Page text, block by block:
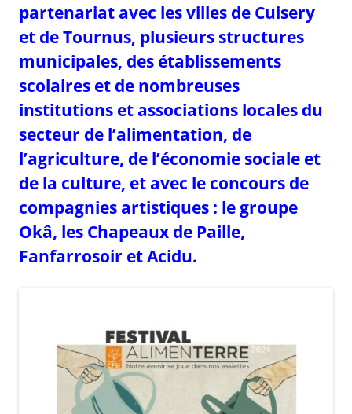
partenariat avec les villes de Cuisery
et de Tournus, plusieurs structures
municipales, des établissements
scolaires et de nombreuses
institutions et associations locales du
secteur de l’alimentation, de
l’agriculture, de l’économie sociale et
de la culture, et avec le concours de
compagnies artistiques : le groupe
Okâ, les Chapeaux de Paille,
Fanfarrosoir et Acidu.